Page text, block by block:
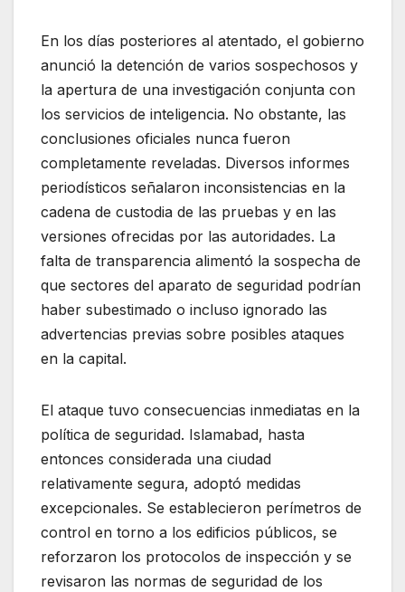
En los días posteriores al atentado, el gobierno
anunció la detención de varios sospechosos y
la apertura de una investigación conjunta con
los servicios de inteligencia. No obstante, las
conclusiones oficiales nunca fueron
completamente reveladas. Diversos informes
periodísticos señalaron inconsistencias en la
cadena de custodia de las pruebas y en las
versiones ofrecidas por las autoridades. La
falta de transparencia alimentó la sospecha de
que sectores del aparato de seguridad podrían
haber subestimado o incluso ignorado las
advertencias previas sobre posibles ataques
en la capital.
El ataque tuvo consecuencias inmediatas en la
política de seguridad. Islamabad, hasta
entonces considerada una ciudad
relativamente segura, adoptó medidas
excepcionales. Se establecieron perímetros de
control en torno a los edificios públicos, se
reforzaron los protocolos de inspección y se
revisaron las normas de seguridad de los